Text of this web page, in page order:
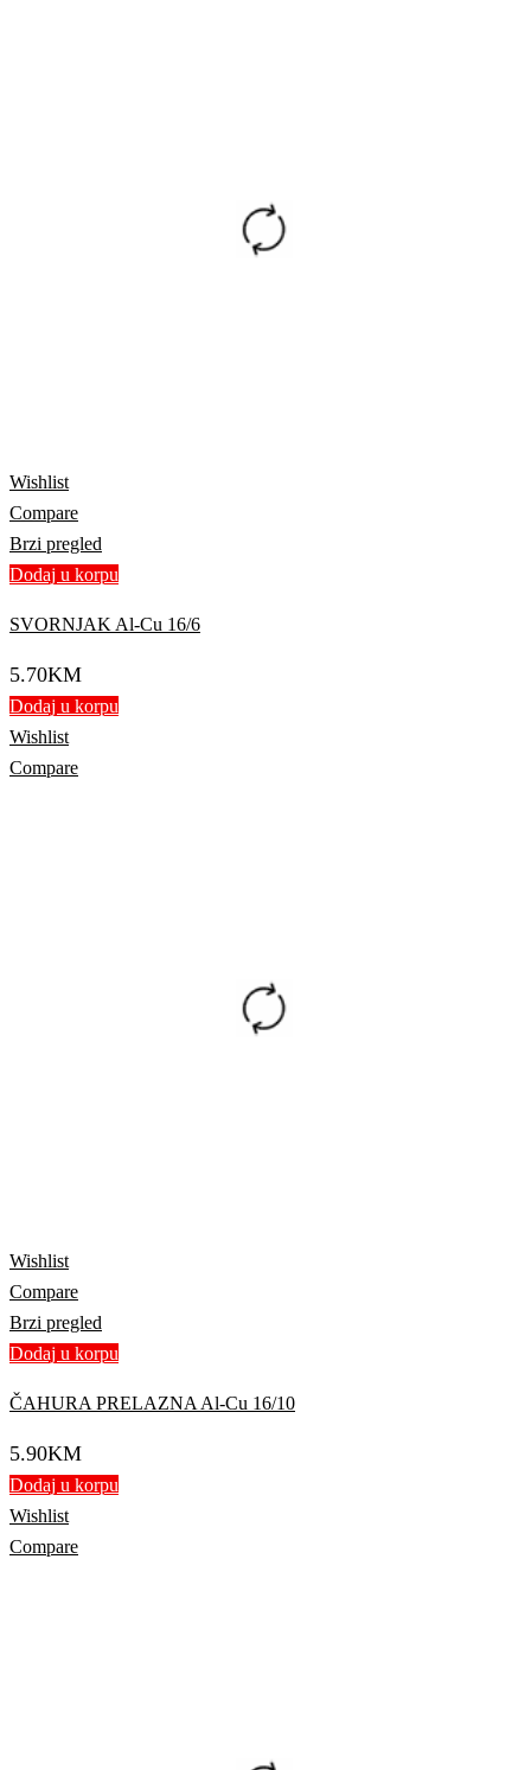
Wishlist
Compare
Brzi pregled
Dodaj u korpu
SVORNJAK Al-Cu 16/6
5.70KM
Dodaj u korpu
Wishlist
Compare
Wishlist
Compare
Brzi pregled
Dodaj u korpu
ČAHURA PRELAZNA Al-Cu 16/10
5.90KM
Dodaj u korpu
Wishlist
Compare